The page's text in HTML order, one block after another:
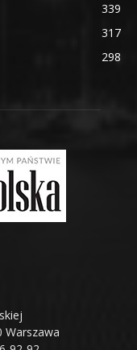
339
317
298
Warszawa